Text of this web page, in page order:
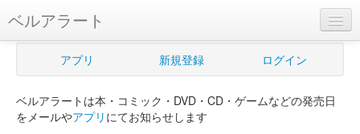
ベルアラート
ベルアラートとは
新規登録
アプリ 新規登録 ログイン
ベルアラートは本・コミック・DVD・CD・ゲームなどの発売日
をメールやアプリ にてお知らせします